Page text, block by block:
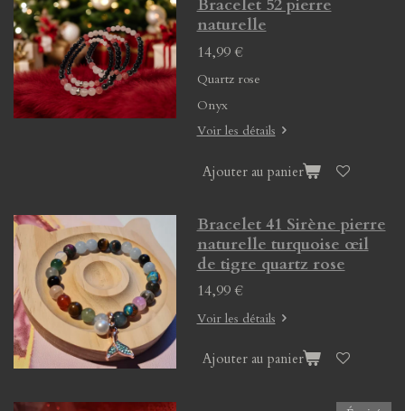
Bracelet 52 pierre
naturelle
14,99 €
Quartz rose
Onyx
Voir les détails
Ajouter au panier
Bracelet 41 Sirène pierre
naturelle turquoise œil
de tigre quartz rose
14,99 €
Voir les détails
Ajouter au panier